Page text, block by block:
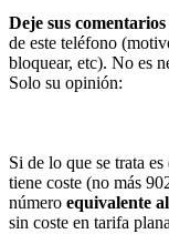
Deje sus comentarios
de este teléfono
bloquear, etc). No es
Solo su opinión:
Si de lo que se trata
tiene coste (no más
número equivalente
sin coste en tarifa